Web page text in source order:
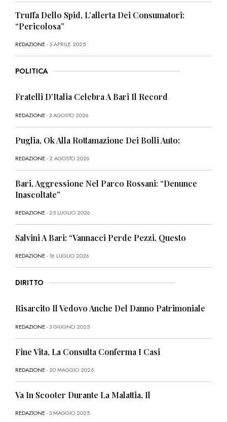
Truffa Dello Spid, L’allerta Dei Consumatori:
“Pericolosa”
REDAZIONE- 5 APRILE 2025
POLITICA
Fratelli D’Italia Celebra A Bari Il Record
REDAZIONE- 3 AGOSTO 2026
Puglia, Ok Alla Rottamazione Dei Bolli Auto:
REDAZIONE- 2 AGOSTO 2026
Bari, Aggressione Nel Parco Rossani: “Denunce
Inascoltate”
REDAZIONE- 25 LUGLIO 2026
Salvini A Bari: “Vannacci Perde Pezzi, Questo
REDAZIONE- 16 LUGLIO 2026
DIRITTO
Risarcito Il Vedovo Anche Del Danno Patrimoniale
REDAZIONE- 3 GIUGNO 2025
Fine Vita, La Consulta Conferma I Casi
REDAZIONE- 20 MAGGIO 2025
Va In Scooter Durante La Malattia, Il
REDAZIONE- 3 MAGGIO 2025